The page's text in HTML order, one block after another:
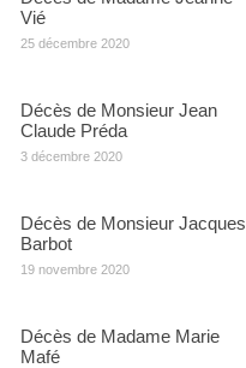
Vié
25 décembre 2020
Décès de Monsieur Jean
Claude Préda
3 décembre 2020
Décès de Monsieur Jacques
Barbot
19 novembre 2020
Décès de Madame Marie
Mafé